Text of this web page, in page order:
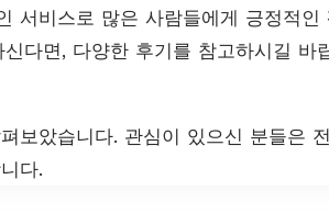
서비스로 많은 사람들에게 긍정적인
다면, 다양한 후기를 참고하시길 바
보았습니다. 관심이 있으신 분들은
다.